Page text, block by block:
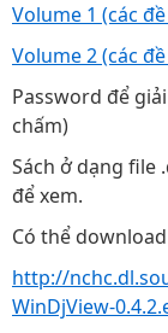
Volume 1 (các
Volume 2 (các
Password để
chấm)
Sách ở dạng file
để xem.
Có thể
http://
WinDjView-